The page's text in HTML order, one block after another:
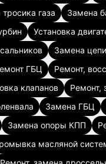
газа
Замена
Установка
Замена
ГБЦ
Ремонт,
клапанов
Ремонт,
Замена ГБЦ
Замена опоры КПП
масляной